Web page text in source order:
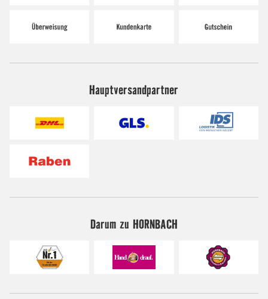
Hauptversandpartner
Darum zu HORNBACH